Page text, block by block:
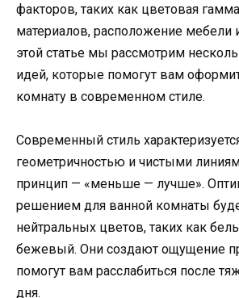
факторов, таких как цветовая
материалов, расположение мебели
этой статье мы рассмотрим
идей, которые помогут вам
комнату в современном стиле.
Современный стиль
геометричностью и чистыми
принцип — «меньше — лучше».
решением для ванной комнаты
нейтральных цветов, таких как
бежевый. Они создают ощущение
помогут вам расслабиться после
дня.